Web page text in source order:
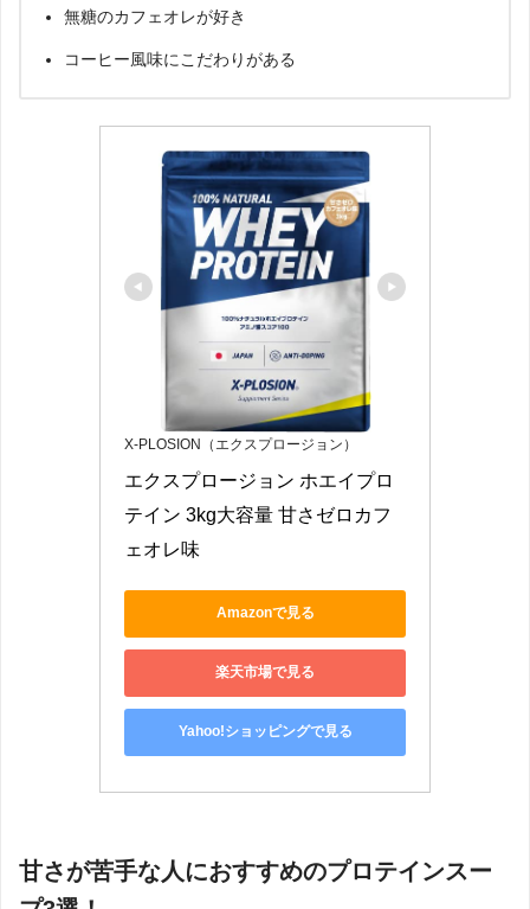
無糖のカフェオレが好き
コーヒー風味にこだわりがある
X-PLOSION（エクスプロージョン）
エクスプロージョン ホエイプロ
テイン 3kg大容量 甘さゼロカフ
ェオレ味
Amazonで見る
楽天市場で見る
Yahoo!ショッピングで見る
甘さが苦手な人におすすめのプロテインスー